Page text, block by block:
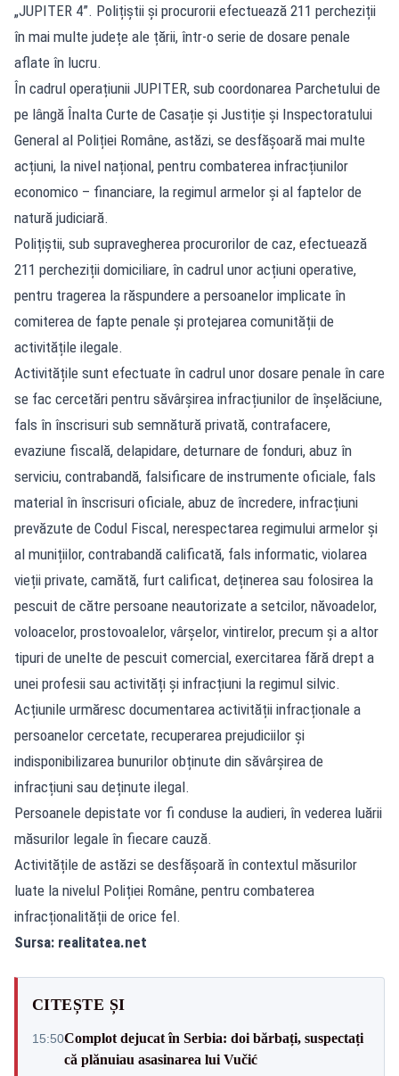
„JUPITER 4”. Polițiștii și procurorii efectuează 211 percheziții
în mai multe județe ale țării, într-o serie de dosare penale
aflate în lucru.
În cadrul operațiunii JUPITER, sub coordonarea Parchetului de
pe lângă Înalta Curte de Casație și Justiție și Inspectoratului
General al Poliției Române, astăzi, se desfășoară mai multe
acțiuni, la nivel național, pentru combaterea infracțiunilor
economico – financiare, la regimul armelor și al faptelor de
natură judiciară.
Polițiștii, sub supravegherea procurorilor de caz, efectuează
211 percheziții domiciliare, în cadrul unor acțiuni operative,
pentru tragerea la răspundere a persoanelor implicate în
comiterea de fapte penale și protejarea comunității de
activitățile ilegale.
Activitățile sunt efectuate în cadrul unor dosare penale în care
se fac cercetări pentru săvârșirea infracțiunilor de înșelăciune,
fals în înscrisuri sub semnătură privată, contrafacere,
evaziune fiscală, delapidare, deturnare de fonduri, abuz în
serviciu, contrabandă, falsificare de instrumente oficiale, fals
material în înscrisuri oficiale, abuz de încredere, infracțiuni
prevăzute de Codul Fiscal, nerespectarea regimului armelor și
al munițiilor, contrabandă calificată, fals informatic, violarea
vieții private, camătă, furt calificat, deținerea sau folosirea la
pescuit de către persoane neautorizate a setcilor, năvoadelor,
voloacelor, prostovoalelor, vârșelor, vintirelor, precum și a altor
tipuri de unelte de pescuit comercial, exercitarea fără drept a
unei profesii sau activități și infracțiuni la regimul silvic.
Acțiunile urmăresc documentarea activității infracționale a
persoanelor cercetate, recuperarea prejudiciilor și
indisponibilizarea bunurilor obținute din săvârșirea de
infracțiuni sau deținute ilegal.
Persoanele depistate vor fi conduse la audieri, în vederea luării
măsurilor legale în fiecare cauză.
Activitățile de astăzi se desfășoară în contextul măsurilor
luate la nivelul Poliției Române, pentru combaterea
infracționalității de orice fel.
Sursa: realitatea.net
CITEȘTE ȘI
15:50Complot dejucat în Serbia: doi bărbați, suspectați
că plănuiau asasinarea lui Vučić